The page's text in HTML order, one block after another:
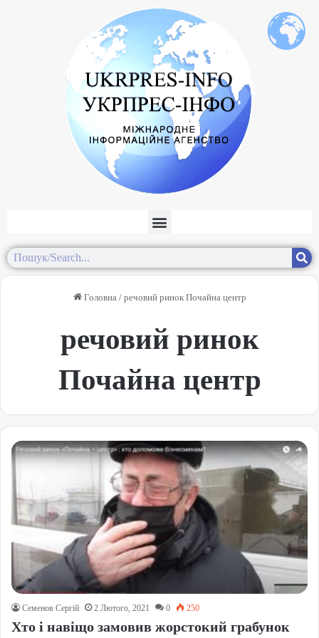
Головна / речовий ринок Почайна центр
речовий ринок
Почайна центр
Семенов Сергій 2 Лютого, 2021 0 250
Хто і навіщо замовив жорстокий грабунок